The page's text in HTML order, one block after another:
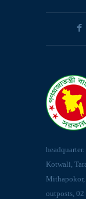
Kotwali,
Mithapokor,
outposts,